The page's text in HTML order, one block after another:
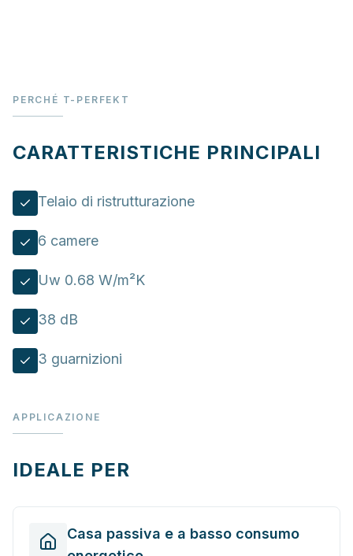
PERCHÉ T-PERFEKT
CARATTERISTICHE PRINCIPALI
Telaio di ristrutturazione
6 camere
Uw 0.68 W/m²K
38 dB
3 guarnizioni
APPLICAZIONE
IDEALE PER
Casa passiva e a basso consumo